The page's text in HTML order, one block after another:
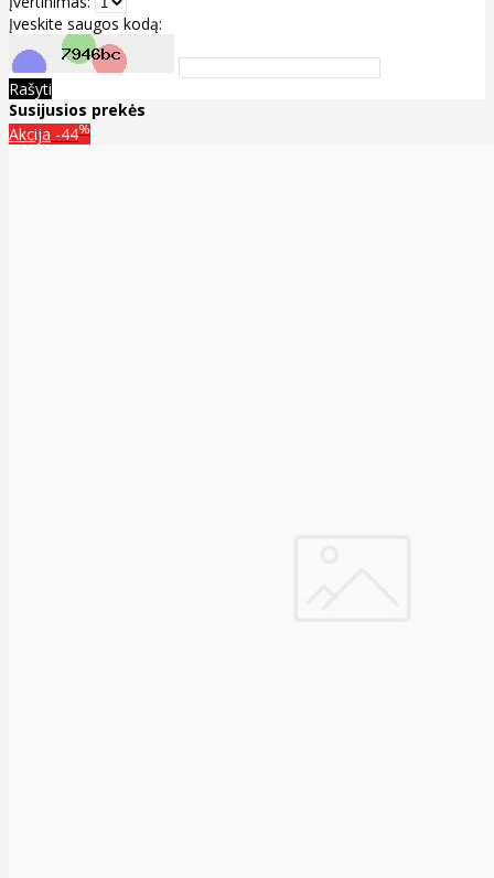
Įveskite saugos kodą:
Rašyti
Susijusios prekės
Akcija -44%